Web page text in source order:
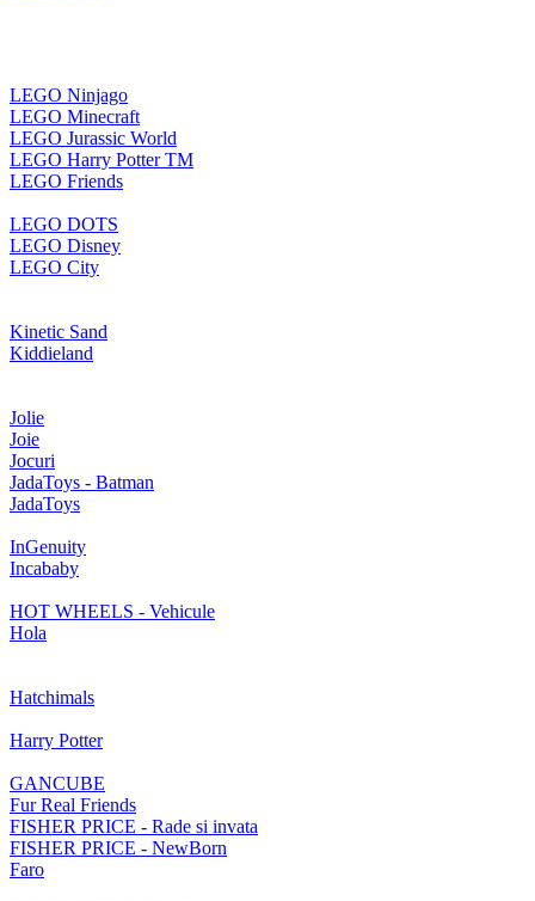
LEGO Ninjago
LEGO Minecraft
LEGO Jurassic World
LEGO Harry Potter TM
LEGO Friends
LEGO DOTS
LEGO Disney
LEGO City
Kinetic Sand
Kiddieland
Jolie
Joie
Jocuri
JadaToys - Batman
JadaToys
InGenuity
Incababy
HOT WHEELS - Vehicule
Hola
Hatchimals
Harry Potter
GANCUBE
Fur Real Friends
FISHER PRICE - Rade si invata
FISHER PRICE - NewBorn
Faro